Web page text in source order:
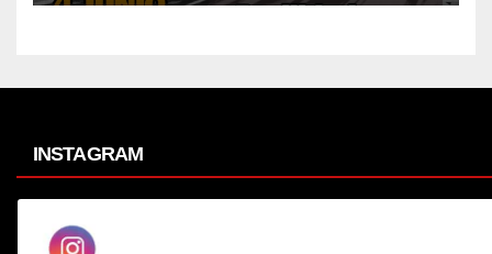
INSTAGRAM